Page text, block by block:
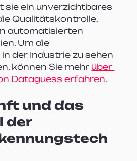
sie ein unverzichtbares
Qualitätskontrolle,
automatisierten
Um die
der Industrie zu sehen
können Sie mehr über
Dataguess erfahren.
und das
der